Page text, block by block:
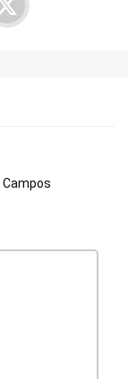
Campos